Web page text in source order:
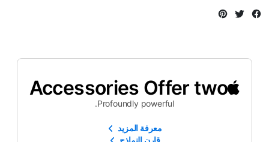
Facebook
Twitter
Accessories Offer two
Profoundly powerful.
معرفة المزيد
قارن النماذج